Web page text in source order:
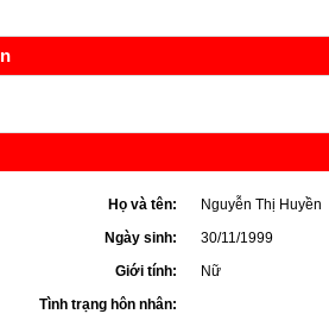
Họ và tên:
Nguyễn Thị Huyền
Ngày sinh:
30/11/1999
Giới tính:
Nữ
Tình trạng hôn nhân: